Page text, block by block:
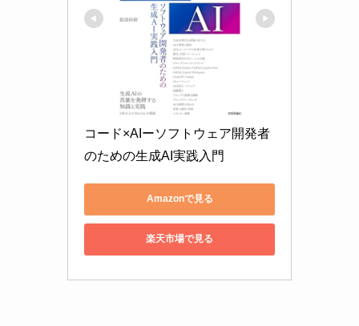
コード×AIーソフトウェア開発者
のための生成AI実践入門
Amazonで見る
楽天市場で見る